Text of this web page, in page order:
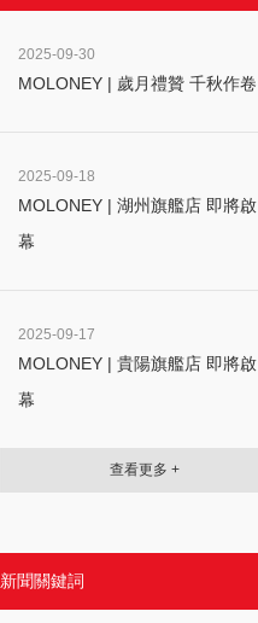
2025-09-30
MOLONEY | 歲月禮贊 千秋作卷
2025-09-18
MOLONEY | 湖州旗艦店 即將啟
幕
2025-09-17
MOLONEY | 貴陽旗艦店 即將啟
幕
查看更多 +
新聞關鍵詞